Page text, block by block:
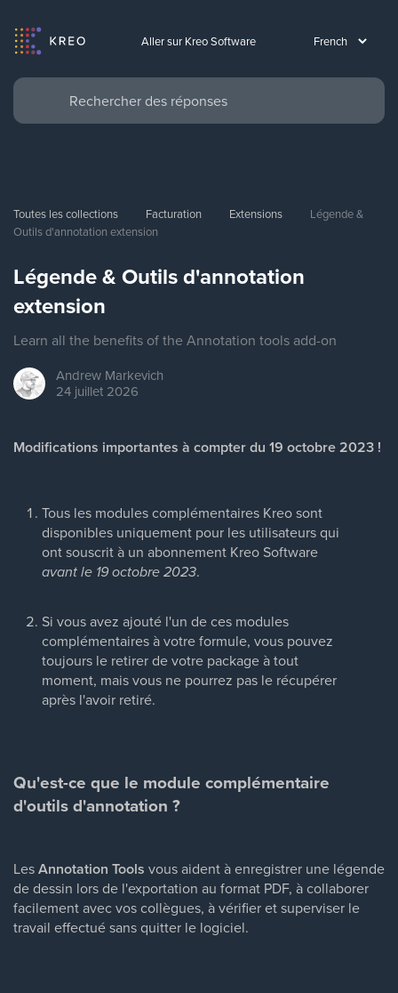
Aller sur Kreo Software
Toutes les collections Facturation Extensions
Légende &
Outils d'annotation extension
Légende & Outils d'annotation
extension
Learn all the benefits of the Annotation tools add-on
Andrew Markevich
24 juillet 2026
Modifications importantes à compter du 19 octobre 2023 !
Tous les modules complémentaires Kreo sont
disponibles uniquement pour les utilisateurs qui
ont souscrit à un abonnement Kreo Software
avant le 19 octobre 2023.
Si vous avez ajouté l'un de ces modules
complémentaires à votre formule, vous pouvez
toujours le retirer de votre package à tout
moment, mais vous ne pourrez pas le récupérer
après l'avoir retiré.
Qu'est-ce que le module complémentaire
d'outils d'annotation ?
LesAnnotation Tools vous aident à enregistrer une légende
de dessin lors de l'exportation au format PDF, à collaborer
facilement avec vos collègues, à vérifier et superviser le
travail effectué sans quitter le logiciel.